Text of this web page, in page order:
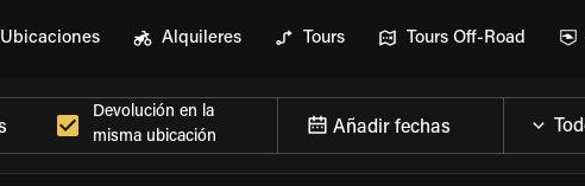
Ubicaciones Alquileres Tours Tours Off-Road
Devolución en la
misma ubicación
Añadir fechas